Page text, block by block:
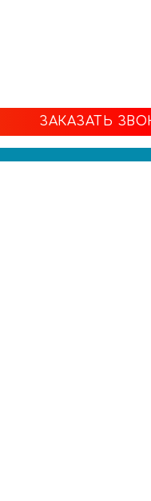
ЗАКАЗАТЬ